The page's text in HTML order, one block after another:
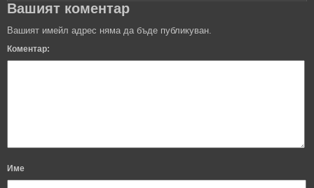
Вашият коментар
Вашият имейл адрес няма да бъде публикуван.
Коментар:
Име